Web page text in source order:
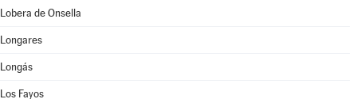
Lobera de Onsella
Longares
Longás
Los Fayos